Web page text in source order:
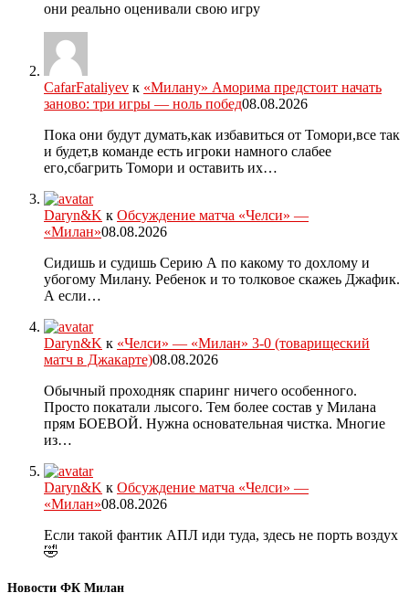
они реально оценивали свою игру
CafarFataliyev к «Милану» Аморима предстоит начать
заново: три игры — ноль побед08.08.2026
Пока они будут думать,как избавиться от Томори,все так
и будет,в команде есть игроки намного слабее
его,сбагрить Томори и оставить их…
Daryn&K к Обсуждение матча «Челси» —
«Милан»08.08.2026
Сидишь и судишь Серию А по какому то дохлому и
убогому Милану. Ребенок и то толковое скажеь Джафик.
А если…
Daryn&K к «Челси» — «Милан» 3-0 (товарищеский
матч в Джакарте)08.08.2026
Обычный проходняк спаринг ничего особенного.
Просто покатали лысого. Тем более состав у Милана
прям БОЕВОЙ. Нужна основательная чистка. Многие
из…
Daryn&K к Обсуждение матча «Челси» —
«Милан»08.08.2026
Если такой фантик АПЛ иди туда, здесь не порть воздух
🤣
Новости ФК Милан